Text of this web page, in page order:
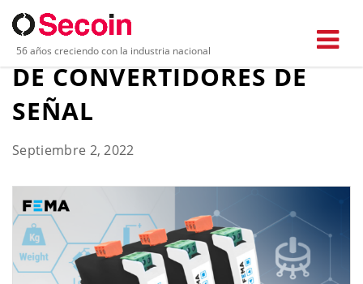
56 años creciendo con la industria nacional
FEMA AMPLÍA SU SERIE I4
DE CONVERTIDORES DE
SEÑAL
Septiembre 2, 2022